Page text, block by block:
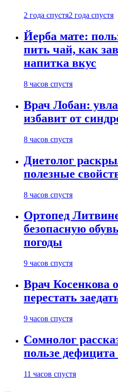
2 года спустя2 года спустя
Йерба мате:
пить чай, как
напитка вкус
8 часов спустя
Врач Лобан:
избавит от
8 часов спустя
Диетолог
полезные
8 часов спустя
Ортопед
безопасную
погоды
9 часов спустя
Врач Косенкова
перестать
9 часов спустя
Сомнолог
пользе дефицита
11 часов спустя